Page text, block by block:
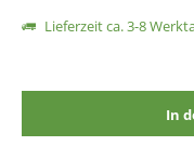
Lieferzeit ca. 3-8
In